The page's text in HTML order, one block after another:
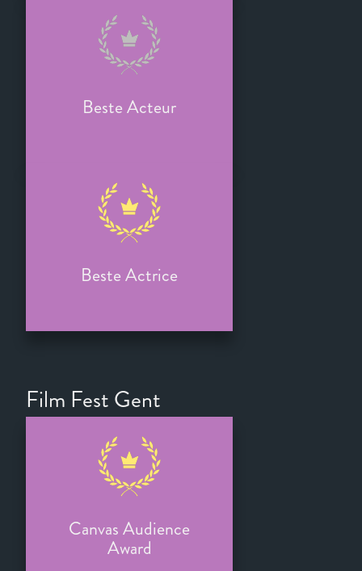
Beste Acteur
Beste Actrice
Film Fest Gent
Canvas Audience
Award